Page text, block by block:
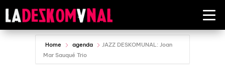
Home agenda
JAZZ DESKOMUNAL: Joan
Mar Sauqué Trio